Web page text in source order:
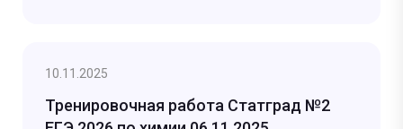
10.11.2025
Тренировочная работа Статград №2